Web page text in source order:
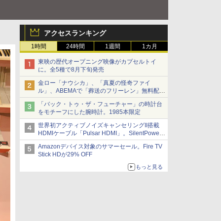
アクセスランキング
1時間 24時間 1週間 1カ月
東映の歴代オープニング映像がカプセルトイ
に。全5種で8月下旬発売
金ロー「ナウシカ」、「真夏の怪奇ファイ
ル」、ABEMAで「葬送のフリーレン」無料配信
など。夏の特番・配信情報
「バック・トゥ・ザ・フューチャー」の時計台
をモチーフにした腕時計。1985本限定
世界初アクティブノイズキャンセリングII搭載
HDMIケーブル「Pulsar HDMI」。SilentPower
から
Amazonデバイス対象のサマーセール。Fire TV
Stick HDが29% OFF
もっと見る